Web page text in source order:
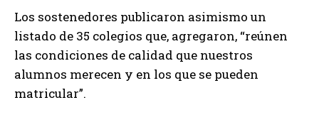
Los sostenedores publicaron asimismo un
listado de 35 colegios que, agregaron, “reúnen
las condiciones de calidad que nuestros
alumnos merecen y en los que se pueden
matricular”.